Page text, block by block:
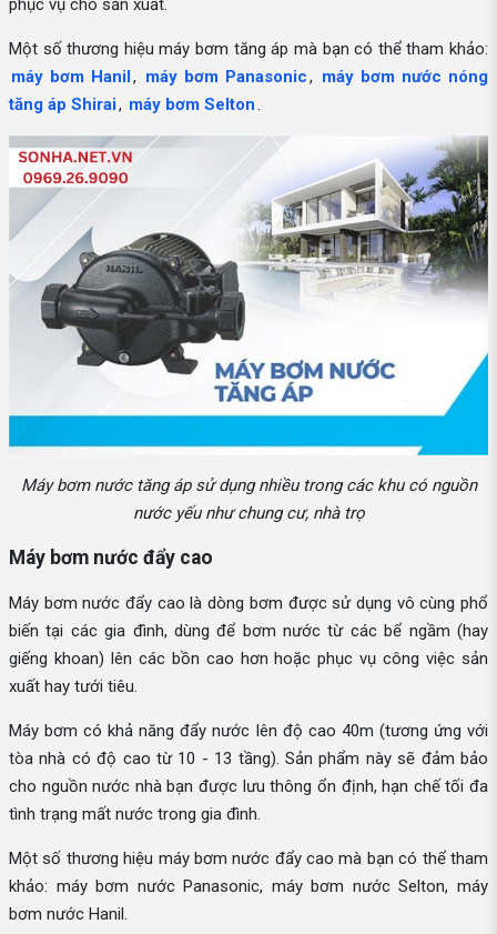
phục vụ cho sản xuất.
Một số thương hiệu máy bơm tăng áp mà bạn có thể tham khảo:
máy bơm Hanil, máy bơm Panasonic, máy bơm nước nóng
tăng áp Shirai, máy bơm Selton.
Máy bơm nước tăng áp sử dụng nhiều trong các khu có nguồn
nước yếu như chung cư, nhà trọ
Máy bơm nước đẩy cao
Máy bơm nước đẩy cao là dòng bơm được sử dụng vô cùng phổ
biến tại các gia đình, dùng để bơm nước từ các bể ngầm (hay
giếng khoan) lên các bồn cao hơn hoặc phục vụ công việc sản
xuất hay tưới tiêu.
Máy bơm có khả năng đẩy nước lên độ cao 40m (tương ứng với
tòa nhà có độ cao từ 10 - 13 tầng). Sản phẩm này sẽ đảm bảo
cho nguồn nước nhà bạn được lưu thông ổn định, hạn chế tối đa
tình trạng mất nước trong gia đình.
Một số thương hiệu máy bơm nước đẩy cao mà bạn có thể tham
khảo: máy bơm nước Panasonic, máy bơm nước Selton, máy
bơm nước Hanil.